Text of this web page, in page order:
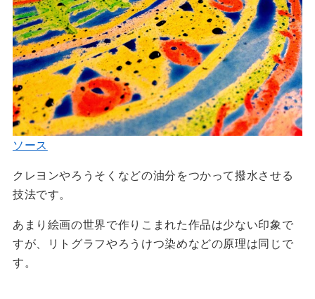
ソース
クレヨンやろうそくなどの油分をつかって撥水させる
技法です。
あまり絵画の世界で作りこまれた作品は少ない印象で
すが、リトグラフやろうけつ染めなどの原理は同じで
す。